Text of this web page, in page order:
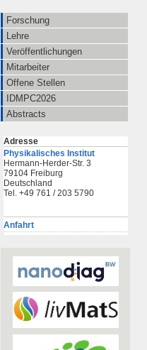
Forschung
Lehre
Veröffentlichungen
Mitarbeiter
Offene Stellen
IDMPC2026
Abstracts
Adresse
Physikalisches Institut
Hermann-Herder-Str. 3
79104 Freiburg
Deutschland
Tel. +49 761 / 203 5790
Anfahrt